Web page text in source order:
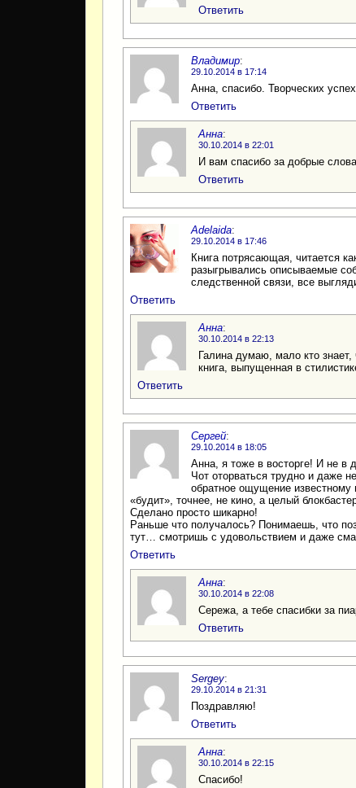
Ответить
Владимир:
29.10.2014 в 17:14
Анна, спасибо. Творческих
Ответить
Анна:
30.10.2014 в 22:01
И вам спасибо за добрые
Ответить
Adelaida:
29.10.2014 в 17:46
Книга потрясающая, читается
разыгрывались описываемые
следственной связи, все
Ответить
Анна:
30.10.2014 в 22:13
Галина думаю, мало кто
книга, выпущенная в
Ответить
Сергей:
29.10.2014 в 18:05
Анна, я тоже в восторге! И не в
Чот оторваться трудно и даже
обратное ощущение
«будит», точнее, не кино, а целый
Сделано просто шикарно!
Раньше что получалось? Понимаешь, что
тут… смотришь с удовольствием и даже
Ответить
Анна:
30.10.2014 в 22:08
Сережа, а тебе спасибки за
Ответить
Sergey:
29.10.2014 в 21:31
Поздравляю!
Ответить
Анна:
30.10.2014 в 22:15
Спасибо!